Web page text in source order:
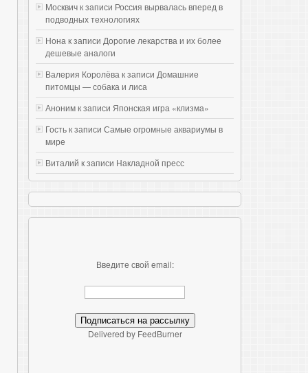
Москвич к записи Россия вырвалась вперед в
подводных технологиях
Нона к записи Дорогие лекарства и их более
дешевые аналоги
Валерия Королёва к записи Домашние
питомцы — собака и лиса
Аноним к записи Японская игра «клизма»
Гость к записи Самые огромные аквариумы в
мире
Виталий к записи Накладной пресс
Введите свой email:
Delivered by FeedBurner